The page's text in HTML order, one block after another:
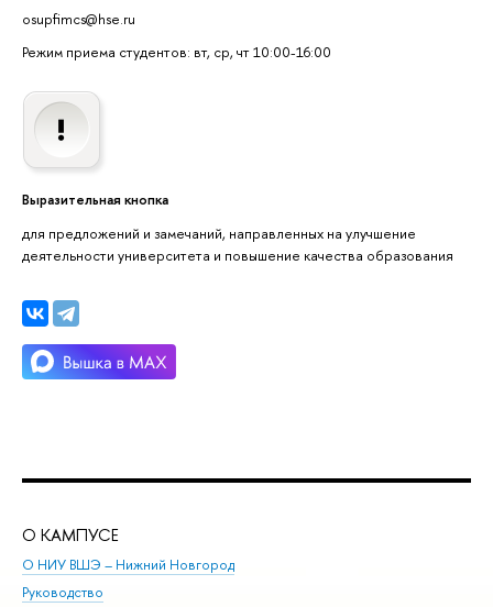
osupfimcs@hse.ru
Режим приема студентов: вт, ср, чт 10:00-16:00
Выразительная кнопка
для предложений и замечаний, направленных на улучшение
деятельности университета и повышение качества образования
О КАМПУСЕ
О НИУ ВШЭ – Нижний Новгород
Руководство